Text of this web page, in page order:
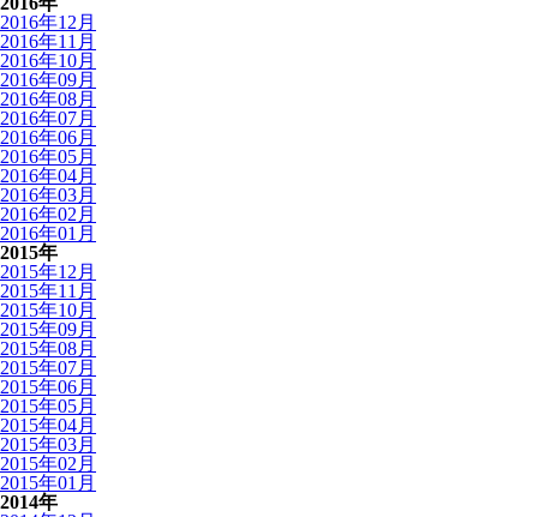
2016年12月
2016年11月
2016年10月
2016年09月
2016年08月
2016年07月
2016年06月
2016年05月
2016年04月
2016年03月
2016年02月
2016年01月
2015年
2015年12月
2015年11月
2015年10月
2015年09月
2015年08月
2015年07月
2015年06月
2015年05月
2015年04月
2015年03月
2015年02月
2015年01月
2014年